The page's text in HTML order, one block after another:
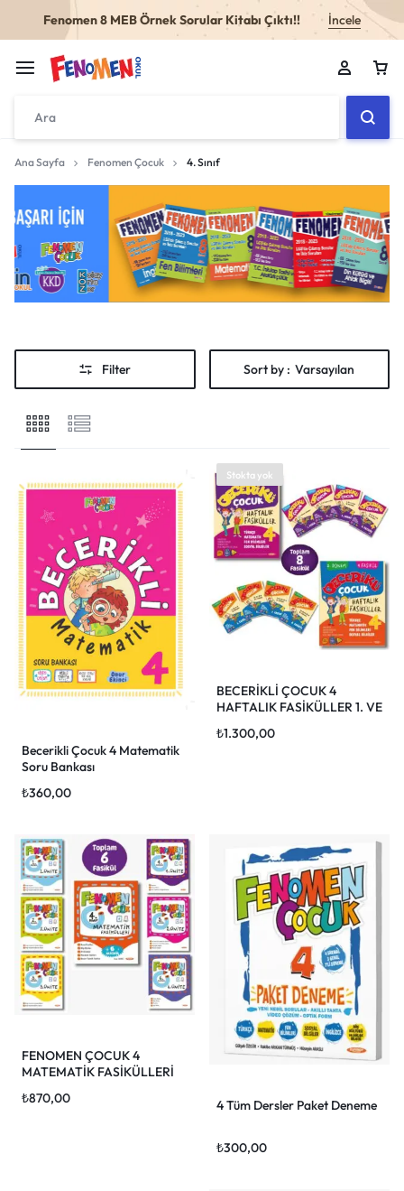
Fenomen 8 MEB Örnek Sorular Kitabı Çıktı!! İncele
Sepetiniz boş
Don't miss out on great deals! Start shopping or
Sign in to view products added.
Shop What's New
Ana Sayfa Fenomen Çocuk 4. Sınıf
Filter Sort by : Varsayılan
Becerikli Çocuk 4 Matematik
Soru Bankası
₺360,00
Stokta yok
BECERİKLİ ÇOCUK 4
HAFTALIK FASİKÜLLER 1. VE
FASİKÜL)
₺1.300,00
FENOMEN ÇOCUK 4
MATEMATİK FASİKÜLLERİ
₺870,00 4 Tüm Dersler Paket Deneme
₺300,00